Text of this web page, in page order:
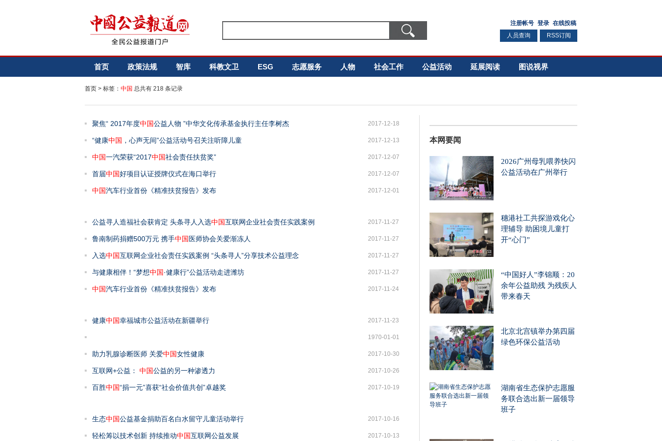
人员查询 RSS订阅
首页 政策法规 智库 科教文卫 ESG 志愿服务 人物 社会工作 公益活动 延展阅读 图说视界
首页 > 标签： 中国 总共有 218 条记录
聚焦“ 2017年度中国公益人物 ”中华文化传承基金执行主任李树杰 2017-12-18
“健康中国 ，心声无间”公益活动号召关注听障儿童 2017-12-13
中国一汽荣获“2017中国社会责任扶贫奖” 2017-12-07
首届中国好项目认证授牌仪式在海口举行 2017-12-07
中国汽车行业首份《精准扶贫报告》发布 2017-12-01
公益寻人造福社会获肯定 头条寻人入选中国互联网企业社会责任实践案例 2017-11-27
鲁南制药捐赠500万元 携手中国 医师协会关爱渐冻人 2017-11-27
入选中国互联网企业社会责任实践案例 “头条寻人”分享技术公益理念 2017-11-27
与健康相伴！“梦想中国·健康行”公益活动走进潍坊 2017-11-27
中国汽车行业首份《精准扶贫报告》发布 2017-11-24
健康中国幸福城市公益活动在新疆举行 2017-11-23
1970-01-01
助力乳腺诊断医师 关爱中国女性健康 2017-10-30
互联网+公益： 中国公益的另一种渗透力 2017-10-26
百胜中国“捐一元”喜获“社会价值共创”卓越奖 2017-10-19
生态中国公益基金捐助百名白水留守儿童活动举行 2017-10-16
轻松筹以技术创新 持续推动中国互联网公益发展 2017-10-13
本网要闻
2026广州母乳喂养快闪
公益活动在广州举行
穗港社工共探游戏化心
理辅导 助困境儿童打
开“心门”
“中国好人”李锦顺：20
余年公益助残 为残疾人
带来春天
北京北宫镇举办第四届
绿色环保公益活动
湖南省生态保护志愿服
务联合选出新一届领导
班子